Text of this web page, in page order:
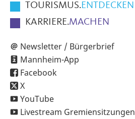
TOURISMUS.ENTDECKEN
KARRIERE.MACHEN
Newsletter / Bürgerbrief
Mannheim-App
Facebook
X
YouTube
Livestream Gremiensitzungen